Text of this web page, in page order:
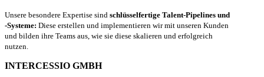
Unsere besondere Expertise sind schlüsselfertige Talent-Pipelines und
-Systeme: Diese erstellen und implementieren wir mit unseren Kunden
und bilden ihre Teams aus, wie sie diese skalieren und erfolgreich
nutzen.
INTERCESSIO GMBH